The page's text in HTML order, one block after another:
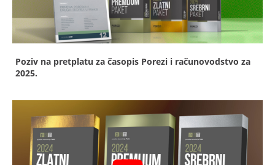
Poziv na pretplatu za časopis Porezi i računovodstvo za
2025.